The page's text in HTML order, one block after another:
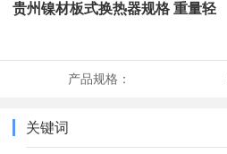
贵州镍材板式换热器规格 重量轻
产品规格：
关键词